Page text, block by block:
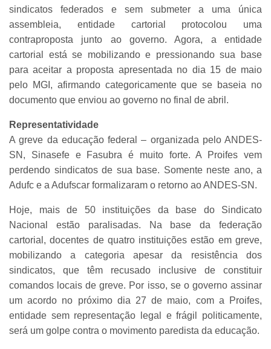
sindicatos federados e sem submeter a uma única
assembleia, entidade cartorial protocolou uma
contraproposta junto ao governo. Agora, a entidade
cartorial está se mobilizando e pressionando sua base
para aceitar a proposta apresentada no dia 15 de maio
pelo MGI, afirmando categoricamente que se baseia no
documento que enviou ao governo no final de abril.
Representatividade
A greve da educação federal – organizada pelo ANDES-
SN, Sinasefe e Fasubra é muito forte. A Proifes vem
perdendo sindicatos de sua base. Somente neste ano, a
Adufc e a Adufscar formalizaram o retorno ao ANDES-SN.
Hoje, mais de 50 instituições da base do Sindicato
Nacional estão paralisadas. Na base da federação
cartorial, docentes de quatro instituições estão em greve,
mobilizando a categoria apesar da resistência dos
sindicatos, que têm recusado inclusive de constituir
comandos locais de greve. Por isso, se o governo assinar
um acordo no próximo dia 27 de maio, com a Proifes,
entidade sem representação legal e frágil politicamente,
será um golpe contra o movimento paredista da educação.